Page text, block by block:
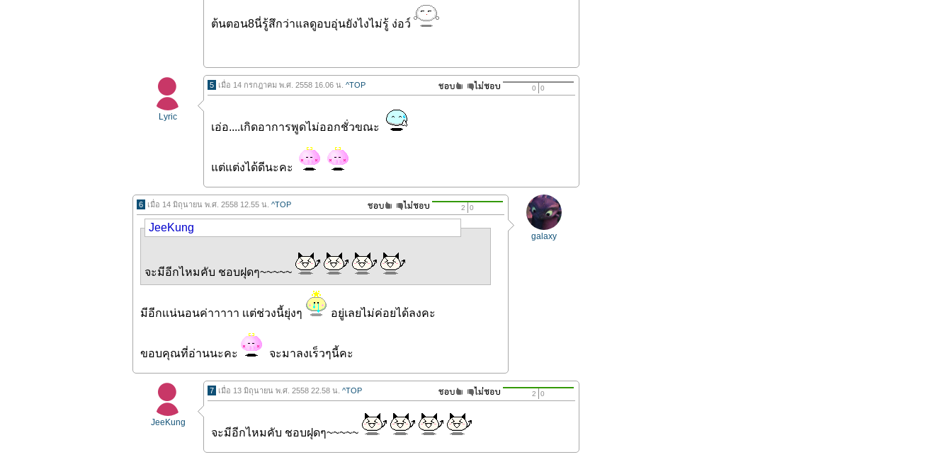
ต้นตอน8นี่รู้สึกว่าแลดูอบอุ่นยังไงไม่รู้ ง่อว์
Lyric
5 เมื่อ 14 กรกฎาคม พ.ศ. 2558 16.06 น. ^TOP 0 0
เอ่อ....เกิดอาการพูดไม่ออกชั่วขณะ
แต่แต่งได้ดีนะคะ
galaxy
6 เมื่อ 14 มิถุนายน พ.ศ. 2558 12.55 น. ^TOP 2 0
JeeKung
จะมีอีกไหมคับ ชอบฝุดๆ~~~~~
มีอีกเเน่นอนค่าาาาา เเต่ช่วงนี้ยุ่งๆ อยู่เลยไม่ค่อยได้ลงคะ
ขอบคุณที่อ่านนะคะ จะมาลงเร็วๆนี้คะ
JeeKung
7 เมื่อ 13 มิถุนายน พ.ศ. 2558 22.58 น. ^TOP 2 0
จะมีอีกไหมคับ ชอบฝุดๆ~~~~~